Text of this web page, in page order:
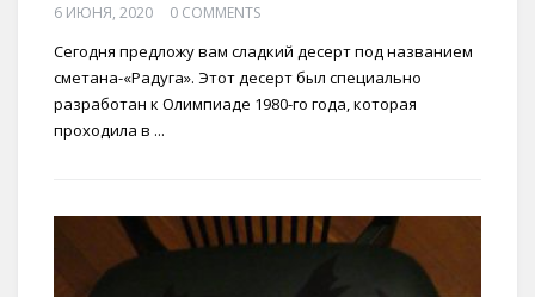
6 ИЮНЯ, 2020 0 COMMENTS
Сегодня предложу вам сладкий десерт под названием
сметана-«Радуга». Этот десерт был специально
разработан к Олимпиаде 1980-го года, которая
проходила в ...